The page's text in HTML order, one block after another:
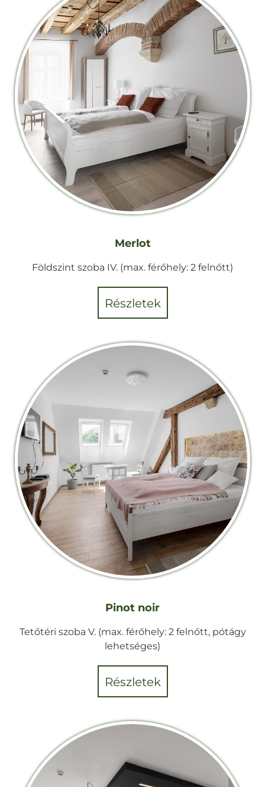
Merlot
Földszint szoba IV. (max. férőhely: 2 felnőtt)
részletek
Pinot noir
Tetőtéri szoba V. (max. férőhely: 2 felnőtt, pótágy
lehetséges)
részletek